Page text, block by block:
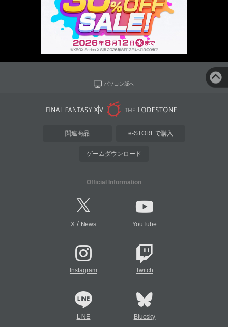
パソコン版へ
関連商品 e-STOREで購入
ゲームダウンロード
Official Information
X/ News YouTube
Instagram Twitch
LINE Bluesky